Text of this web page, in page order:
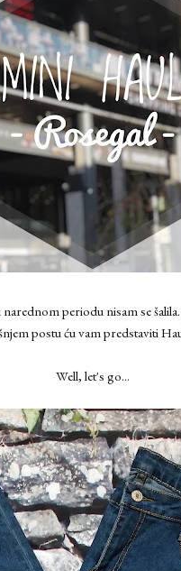
periodu nisam se
postu ću vam predstaviti
Well, let's go...